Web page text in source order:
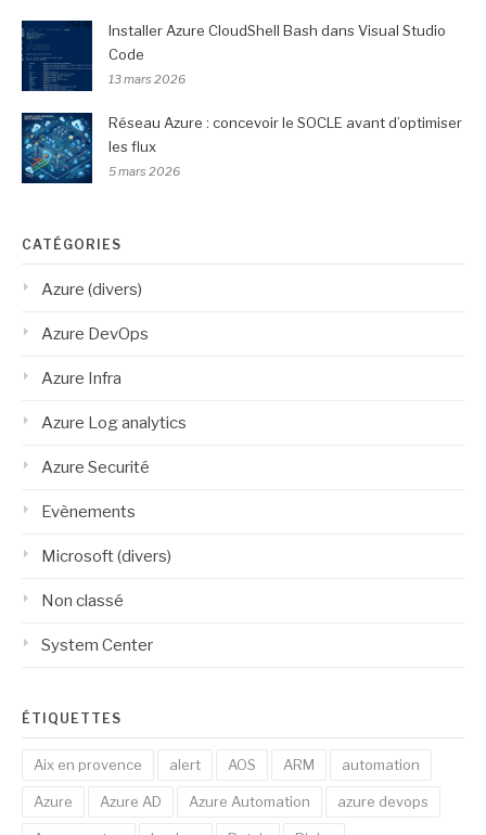
Installer Azure CloudShell Bash dans Visual Studio
Code
13 mars 2026
Réseau Azure : concevoir le SOCLE avant d’optimiser
les flux
5 mars 2026
CATÉGORIES
Azure (divers)
Azure DevOps
Azure Infra
Azure Log analytics
Azure Securité
Evènements
Microsoft (divers)
Non classé
System Center
ÉTIQUETTES
Aix en provence alert AOS ARM automation
Azure Azure AD Azure Automation azure devops